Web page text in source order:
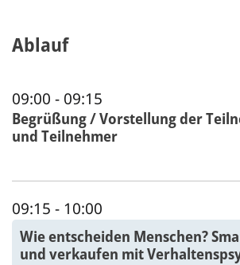
Ablauf
09:00 - 09:15
Begrüßung / Vorstellung der
und Teilnehmer
09:15 - 10:00
Wie entscheiden Menschen?
und verkaufen mit